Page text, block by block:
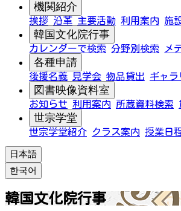
機関紹介
挨拶 沿革 主要活動 利用案内 施
韓国文化院行事
カレンダーで検索 分野別検索 メ
各種申請
後援名義 見学会 物品貸出 ギャラ
図書映像資料室
お知らせ 利用案内 所蔵資料検索
世宗学堂
世宗学堂紹介 クラス案内 授業日
日本語
한국어
韓国文化院行事